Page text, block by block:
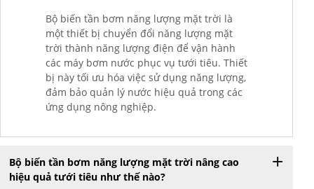
Bộ biến tần bơm năng lượng mặt trời là
một thiết bị chuyển đổi năng lượng mặt
trời thành năng lượng điện để vận hành
các máy bơm nước phục vụ tưới tiêu. Thiết
bị này tối ưu hóa việc sử dụng năng lượng,
đảm bảo quản lý nước hiệu quả trong các
ứng dụng nông nghiệp.
Bộ biến tần bơm năng lượng mặt trời nâng cao
hiệu quả tưới tiêu như thế nào?